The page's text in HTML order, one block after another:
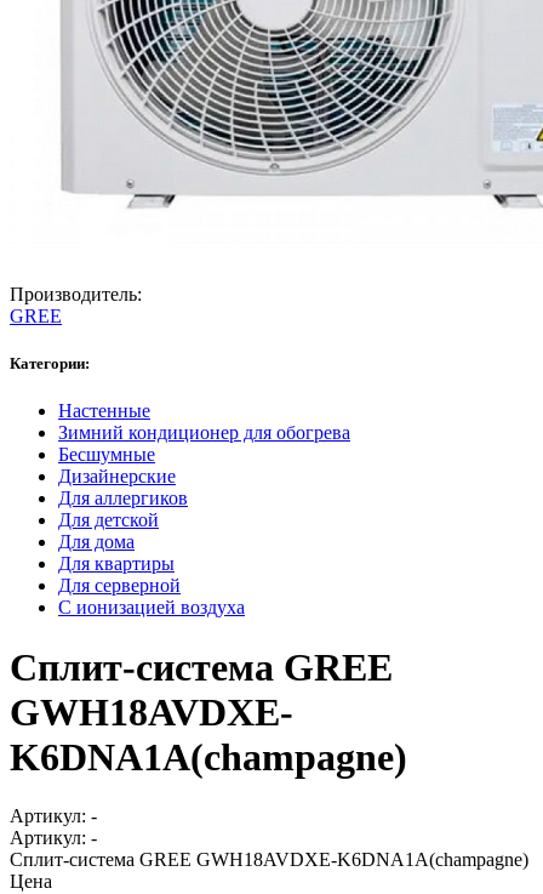
Производитель:
GREE
Категории:
Настенные
Зимний кондиционер для обогрева
Бесшумные
Дизайнерские
Для аллергиков
Для детской
Для дома
Для квартиры
Для серверной
С ионизацией воздуха
Сплит-система GREE
GWH18AVDXE-
K6DNA1A(champagne)
Артикул: -
Артикул: -
Сплит-система GREE GWH18AVDXE-K6DNA1A(champagne)
Цена